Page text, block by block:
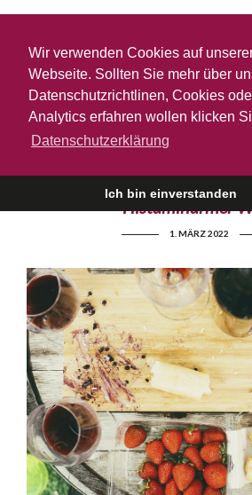
Wir verwenden Cookies auf
Webseite. Sollten Sie mehr über
Datenschutzrichtlinen, Cookies
Analytics erfahren wollen klicken
Datenschutzerklärung
Ich bin einverstanden
Histaminarmer
Histaminarmer
1. MÄRZ 2022